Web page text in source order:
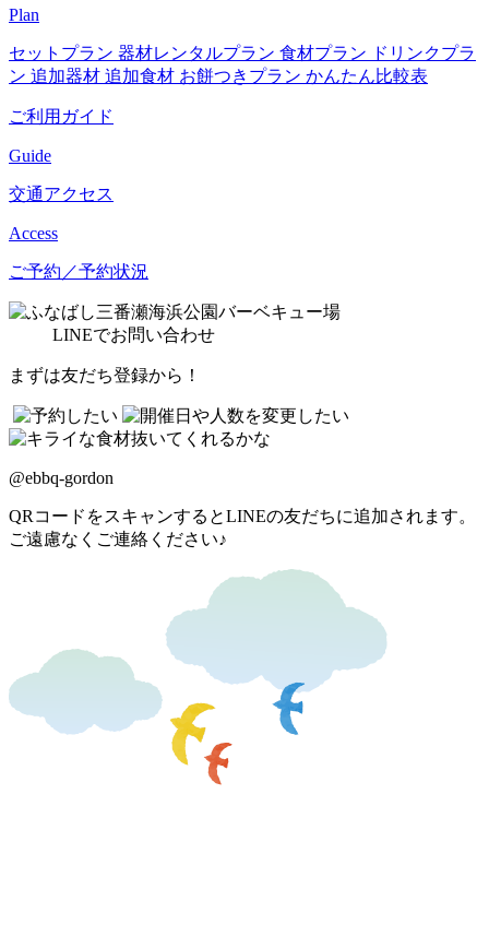
Plan
セットプラン 器材レンタルプラン 食材プラン ドリンクプラ
ン 追加器材 追加食材 お餅つきプラン かんたん比較表
ご利用ガイド
Guide
交通アクセス
Access
ご予約／予約状況
LINEでお問い合わせ
まずは友だち登録から！
@ebbq-gordon
QRコードをスキャンするとLINEの友だちに追加されます。
ご遠慮なくご連絡ください♪